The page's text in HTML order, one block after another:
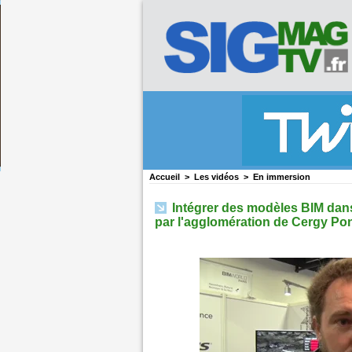
Accueil > Les vidéos > En immersion
Intégrer des modèles BIM
par l'agglomération de Cergy